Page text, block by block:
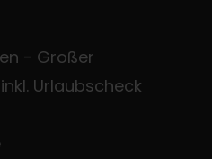
- Großer
Urlaubscheck